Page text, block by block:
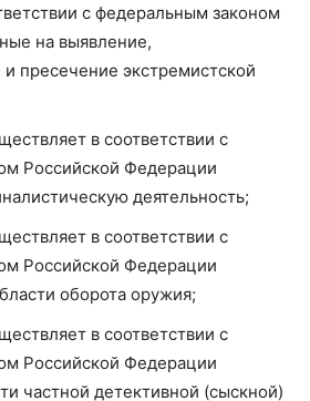
с федеральным законом
на выявление,
пресечение экстремистской
в соответствии с
Российской Федерации
деятельность;
в соответствии с
Российской Федерации
оборота оружия;
в соответствии с
Российской Федерации
частной детективной (сыскной)